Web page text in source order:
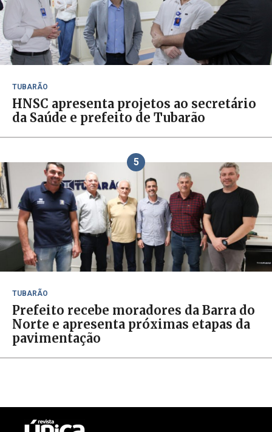
TUBARÃO
HNSC apresenta projetos ao secretário
da Saúde e prefeito de Tubarão
5
TUBARÃO
Prefeito recebe moradores da Barra do
Norte e apresenta próximas etapas da
pavimentação